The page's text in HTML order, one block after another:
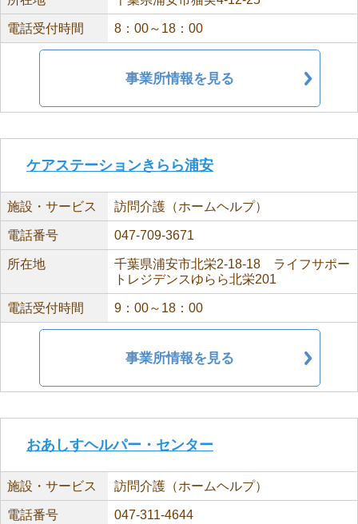
電話受付時間 8：00～18：00
事業所情報を見る
ケアステーションきらら浦安
施設・サービス 訪問介護（ホームヘルプ）
電話番号 047-709-3671
所在地
千葉県浦安市北栄2-18-18 ライフサポー
トレジデンスゆらら北栄201
電話受付時間 9：00～18：00
事業所情報を見る
おあしすヘルパー・センター
施設・サービス 訪問介護（ホームヘルプ）
電話番号 047-311-4644